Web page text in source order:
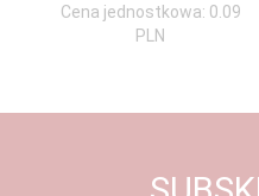
Cena jednostkowa: 0.09
PLN